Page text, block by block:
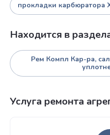
прокладки карбюратора
Находится в
Рем Компл Кар-ра,
Услуга ремонта